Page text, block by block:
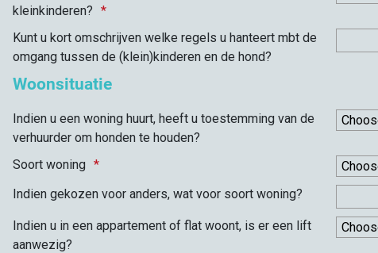
kleinkinderen?
Kunt u kort omschrijven welke regels u hanteert mbt de
omgang tussen de (klein)kinderen en de hond?
Woonsituatie
Indien u een woning huurt, heeft u toestemming van de
verhuurder om honden te houden?
Soort woning
Indien gekozen voor anders, wat voor soort woning?
Indien u in een appartement of flat woont, is er een lift
aanwezig?